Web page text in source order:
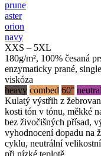
prune
aster
orion
navy
XXS – 5XL
180g/m², 100% česaná
enzymaticky prané,
viskóza
heavy combed 60°
Kulatý výstřih z
kosti tón v tónu, měkké
bez živočišných přísad,
vyhodnocení dopadu na
cyklu, neutrální
při nízké teplotě